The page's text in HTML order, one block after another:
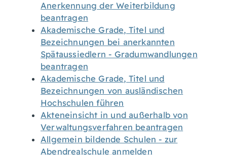
Anerkennung der Weiterbildung
beantragen
Akademische Grade, Titel und
Bezeichnungen bei anerkannten
Spätaussiedlern - Gradumwandlungen
beantragen
Akademische Grade, Titel und
Bezeichnungen von ausländischen
Hochschulen führen
Akteneinsicht in und außerhalb von
Verwaltungsverfahren beantragen
Allgemein bildende Schulen - zur
Abendrealschule anmelden